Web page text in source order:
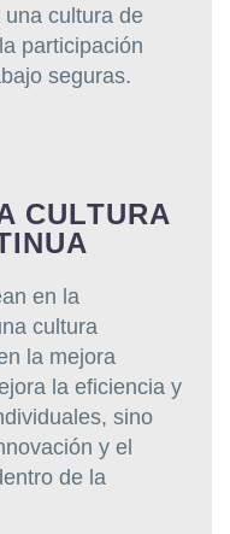
cultura de
participación
seguras.
CULTURA
en la
cultura
la mejora
la eficiencia y
sino
y el
de la